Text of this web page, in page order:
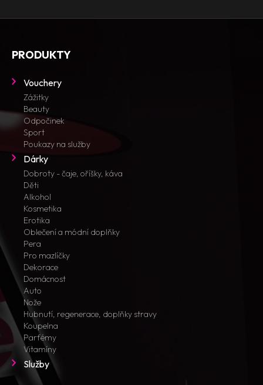
PRODUKTY
Vouchery
Zážitky
Beauty
Odpočinek
Sport
Poukazy na služby
Dárky
Dobroty - čaje, oříšky, káva
Děti
Alkohol
Kosmetika
Erotika
Oblečení a módní doplňky
Pera
Pro mazlíčky
Dekorace
Domácnost
Auto
Nože
Hubnutí, regenerace, doplňky stravy
Koupelna
Parfémy
Vitamíny
Služby